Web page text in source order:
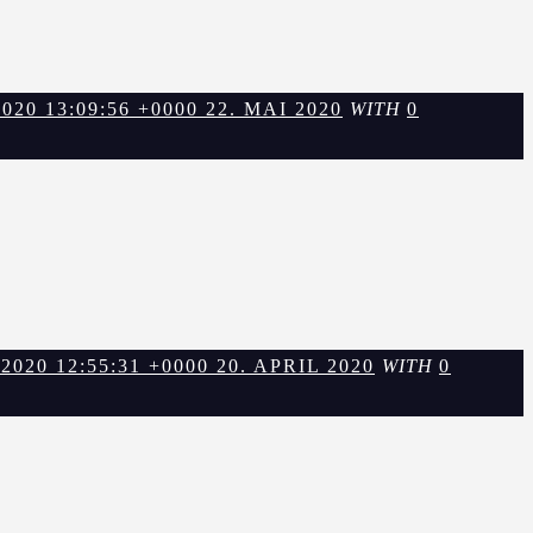
13:09:56 +0000 22. MAI 2020 WITH 0
12:55:31 +0000 20. APRIL 2020 WITH 0